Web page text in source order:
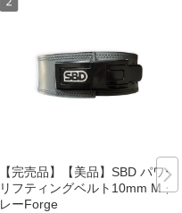
【完売品】【美品】SBD パワー
リフティングベルト10mm M グ
レーForge